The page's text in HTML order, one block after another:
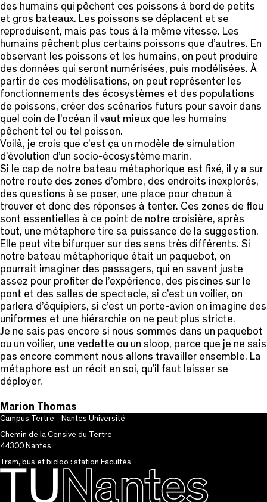
des humains qui pêchent ces poissons à bord de petits
et gros bateaux. Les poissons se déplacent et se
reproduisent, mais pas tous à la même vitesse. Les
humains pêchent plus certains poissons que d’autres. En
observant les poissons et les humains, on peut produire
des données qui seront numérisées, puis modélisées. À
partir de ces modélisations, on peut représenter les
fonctionnements des écosystèmes et des populations
de poissons, créer des scénarios futurs pour savoir dans
quel coin de l’océan il vaut mieux que les humains
pêchent tel ou tel poisson.
Voilà, je crois que c’est ça un modèle de simulation
d’évolution d’un socio-écosystème marin.
Si le cap de notre bateau métaphorique est fixé, il y a sur
notre route des zones d’ombre, des endroits inexplorés,
des questions à se poser, une place pour chacun à
trouver et donc des réponses à tenter. Ces zones de flou
sont essentielles à ce point de notre croisière, après
tout, une métaphore tire sa puissance de la suggestion.
Elle peut vite bifurquer sur des sens très différents. Si
notre bateau métaphorique était un paquebot, on
pourrait imaginer des passagers, qui en savent juste
assez pour profiter de l’expérience, des piscines sur le
pont et des salles de spectacle, si c’est un voilier, on
parlera d’équipiers, si c’est un porte-avion on imagine des
uniformes et une hiérarchie on ne peut plus stricte.
Je ne sais pas encore si nous sommes dans un paquebot
ou un voilier, une vedette ou un sloop, parce que je ne sais
pas encore comment nous allons travailler ensemble. La
métaphore est un récit en soi, qu’il faut laisser se
déployer.
Marion Thomas
Campus Tertre - Nantes Université
Chemin de la Censive du Tertre
44300 Nantes
Tram, bus et bicloo : station Facultés